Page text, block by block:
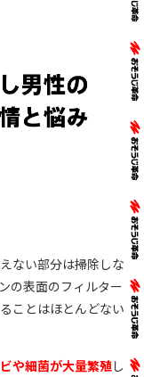
ない部分は掃除しな
の表面のフィルター
ことはほとんどない
や細菌が大量繁殖し